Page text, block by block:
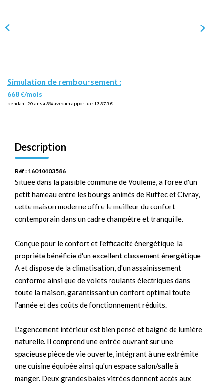
Simulation de remboursement :
668 €/mois
pendant 20 ans à 3% avec un apport de 13 375 €
Description
Réf : 16010403586
Située dans la paisible commune de Voulême, à l'orée d'un
petit hameau entre les bourgs animés de Ruffec et Civray,
cette maison moderne offre le meilleur du confort
contemporain dans un cadre champêtre et tranquille.
Conçue pour le confort et l'efficacité énergétique, la
propriété bénéficie d'un excellent classement énergétique
A et dispose de la climatisation, d'un assainissement
conforme ainsi que de volets roulants électriques dans
toute la maison, garantissant un confort optimal toute
l'année et des coûts de fonctionnement réduits.
L'agencement intérieur est bien pensé et baigné de lumière
naturelle. Il comprend une entrée ouvrant sur une
spacieuse pièce de vie ouverte, intégrant à une extrémité
une cuisine équipée ainsi qu'un espace salon/salle à
manger. Deux grandes baies vitrées donnent accès aux